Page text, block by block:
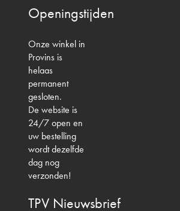
Openingstijden
Onze winkel in
Provins is
helaas
permanent
gesloten.
De website is
24/7 open en
uw bestelling
wordt dezelfde
dag nog
verzonden!
TPV Nieuwsbrief